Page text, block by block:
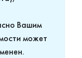
Вашим
может